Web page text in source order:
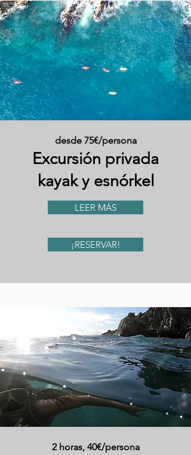
desde 75€/persona
Excursión privada
kayak y esnórkel
LEER MÁS
¡RESERVAR!
2 horas, 40€/persona